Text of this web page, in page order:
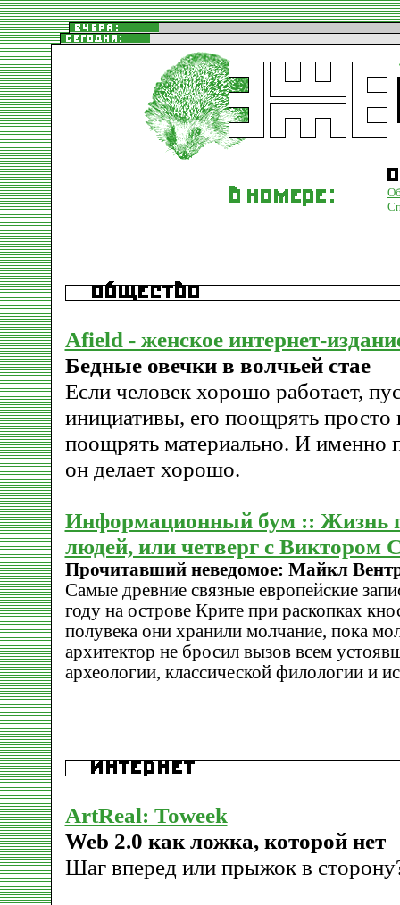
Afield - женское интернет-
Бедные овечки в волчьей стае
Если человек хорошо работает,
инициативы, его поощрять
поощрять материально. И именно
он делает хорошо.
Информационный бум :: Жизнь
людей, или четверг с Виктором
Прочитавший неведомое: Майкл
Самые древние связные европейские
году на острове Крите при раскопках
полувека они хранили молчание, пока
архитектор не бросил вызов всем
археологии, классической филологии и
ArtReal: Toweek
Web 2.0 как ложка, которой нет
Шаг вперед или прыжок в